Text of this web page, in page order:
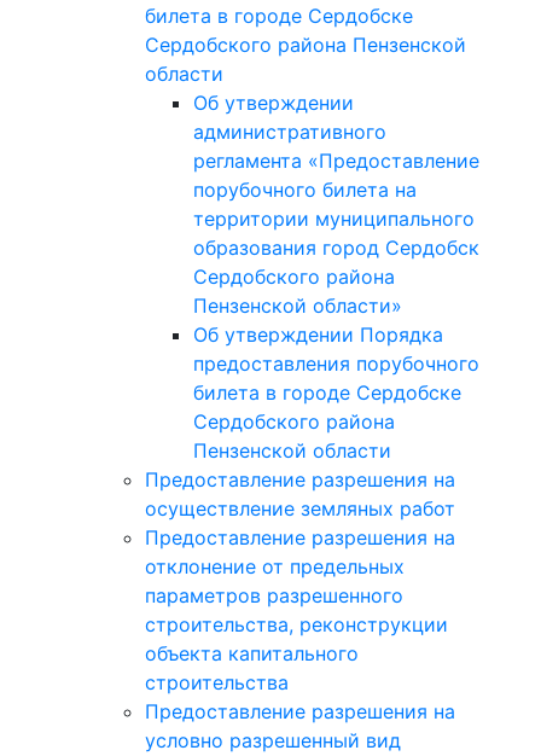
билета в городе Сердобске
Сердобского района Пензенской
области
Об утверждении
административного
регламента «Предоставление
порубочного билета на
территории муниципального
образования город Сердобск
Сердобского района
Пензенской области»
Об утверждении Порядка
предоставления порубочного
билета в городе Сердобске
Сердобского района
Пензенской области
Предоставление разрешения на
осуществление земляных работ
Предоставление разрешения на
отклонение от предельных
параметров разрешенного
строительства, реконструкции
объекта капитального
строительства
Предоставление разрешения на
условно разрешенный вид